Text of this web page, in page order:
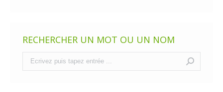
RECHERCHER UN MOT OU UN NOM